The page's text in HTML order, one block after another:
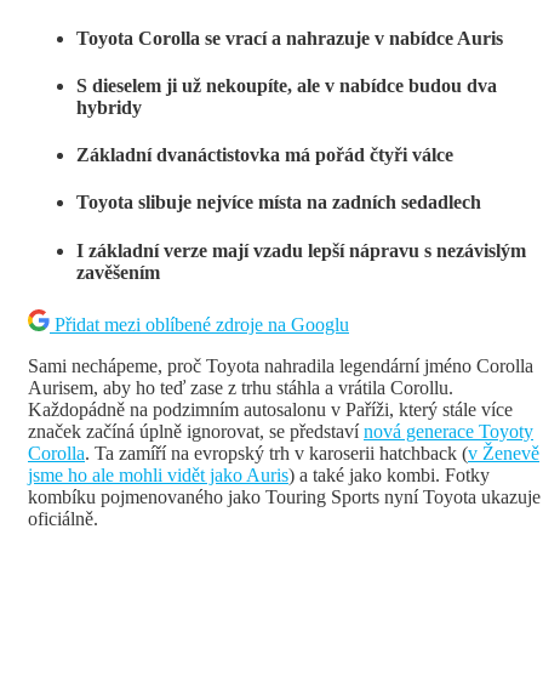
Toyota Corolla se vrací a nahrazuje v nabídce Auris
S dieselem ji už nekoupíte, ale v nabídce budou dva
hybridy
Základní dvanáctistovka má pořád čtyři válce
Toyota slibuje nejvíce místa na zadních sedadlech
I základní verze mají vzadu lepší nápravu s nezávislým
zavěšením
Přidat mezi oblíbené zdroje na Googlu
Sami nechápeme, proč Toyota nahradila legendární jméno Corolla
Aurisem, aby ho teď zase z trhu stáhla a vrátila Corollu.
Každopádně na podzimním autosalonu v Paříži, který stále více
značek začíná úplně ignorovat, se představínová generace Toyoty
Corolla. Ta zamíří na evropský trh v karoserii hatchback (v Ženevě
jsme ho ale mohli vidět jako Auris) a také jako kombi. Fotky
kombíku pojmenovaného jako Touring Sports nyní Toyota ukazuje
oficiálně.